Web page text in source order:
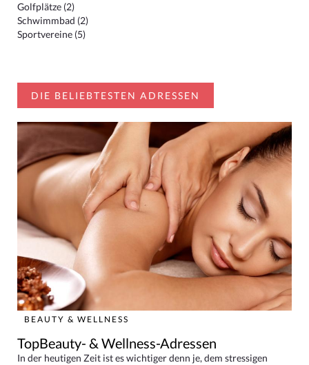
Golfplätze (2)
Schwimmbad (2)
Sportvereine (5)
DIE BELIEBTESTEN ADRESSEN
BEAUTY & WELLNESS
TopBeauty- & Wellness-Adressen
In der heutigen Zeit ist es wichtiger denn je, dem stressigen